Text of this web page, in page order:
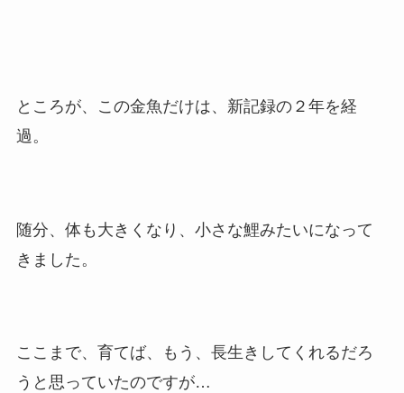
ところが、この金魚だけは、新記録の２年を経
過。
随分、体も大きくなり、小さな鯉みたいになって
きました。
ここまで、育てば、もう、長生きしてくれるだろ
うと思っていたのですが…